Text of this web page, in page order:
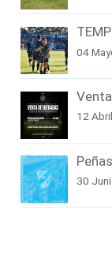
04
12
30